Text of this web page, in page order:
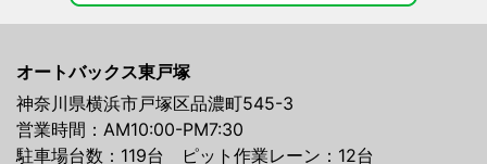
オートバックス東戸塚
神奈川県横浜市戸塚区品濃町545-3
営業時間：AM10:00-PM7:30
駐車場台数：119台 ピット作業レーン：12台